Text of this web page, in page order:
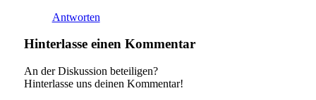
Antworten
Hinterlasse einen Kommentar
An der Diskussion beteiligen?
Hinterlasse uns deinen Kommentar!